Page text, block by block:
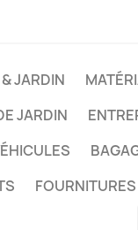
JARDIN
JARDIN